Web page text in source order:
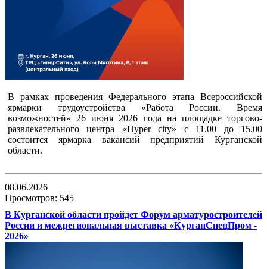
В рамках проведения Федерального этапа Всероссийской
ярмарки трудоустройства «Работа России. Время
возможностей» 26 июня 2026 года на площадке торгово-
развлекательного центра «Hyper city» с 11.00 до 15.00
состоится ярмарка вакансий предприятий Курганской
области.
08.06.2026
Просмотров: 545
В Курганской области пройдет Форум арматуростроителей
России и межрегиональная выставка «КурганСпецПром -
2026»